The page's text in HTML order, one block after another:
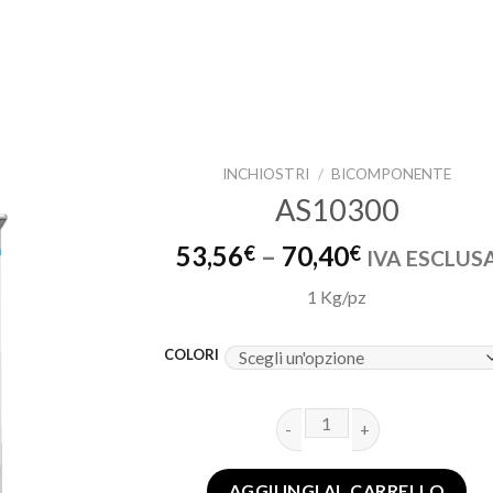
INCHIOSTRI / BICOMPONENTE
AS10300
53,56€– 70,40€ IVA
1 Kg/pz
COLORI